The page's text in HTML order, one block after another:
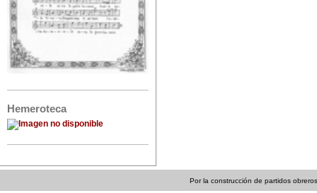
Hemeroteca
Por la construcción de partidos